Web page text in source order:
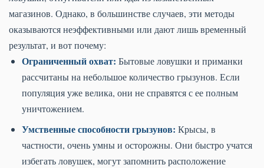
магазинов. Однако, в большинстве случаев, эти методы
оказываются неэффективными или дают лишь временный
результат, и вот почему:
Ограниченный охват: Бытовые ловушки и приманки
рассчитаны на небольшое количество грызунов. Если
популяция уже велика, они не справятся с ее полным
уничтожением.
Умственные способности грызунов: Крысы, в
частности, очень умны и осторожны. Они быстро учатся
избегать ловушек, могут запомнить расположение